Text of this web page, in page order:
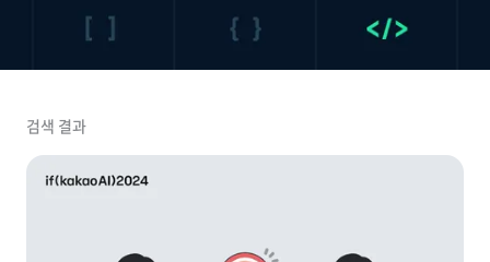
검색 결과